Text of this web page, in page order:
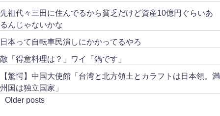
先祖代々三田に住んでるから貧乏だけど資産10億円ぐらいあ
るんじゃないかな
日本って自転車民潰しにかかってるやろ
敵「得意料理は？」ワイ「鍋です」
【驚愕】中国大使館「台湾と北方領土とカラフトは日本領。満
州国は独立国家」
Older posts